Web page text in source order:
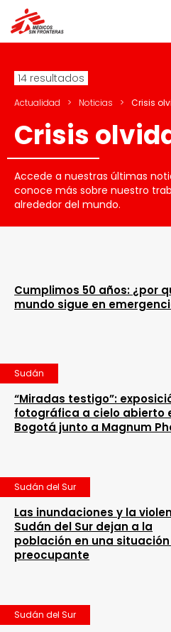
14 resultados
Actualidad > Noticias > Crisis
Crisis
Accede a nuestras últimas
conoce más sobre nuestro
alrededor del mundo.
Cumplimos 50 años: ¿por
mundo sigue en
Sudán
“Miradas testigo”:
fotográfica a cielo abierto
Bogotá junto a Magnum
Sudán del Sur
Las inundaciones y la
Sudán del Sur dejan a la
población en una
preocupante
Sudán del Sur